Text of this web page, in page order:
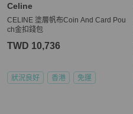
Celine
CELINE 塗層帆布Coin And Card Pou
ch金扣錢包
TWD 10,736
狀況良好 香港 免運